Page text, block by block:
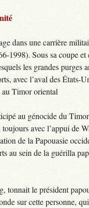
dans une carrière
1998). Sous sa coupe
les grandes
avec l’aval des États-
Timor oriental
au génocide du
avec l’appui de
de la Papouasie
au sein de la guérilla
tonnait le président
sur cette personne,